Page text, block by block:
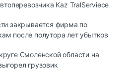
Kaz TralServiece
закрывается фирма по
после полутора лет убытков
Смоленской области на
грузовик